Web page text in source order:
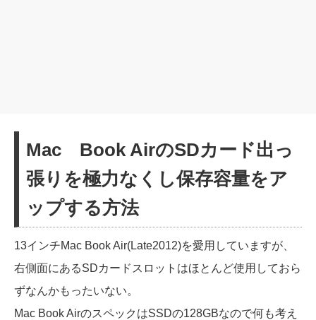
Mac Book AirのSDカード出っ
張りを極力なくし保存容量をア
ップする方法
13インチMac Book Air(Late2012)を愛用していますが、
右側面にあるSDカードスロットはほとんど使用しておら
ずなんかもったいない。
Mac Book AirのスペックはSSDの128GBなので何も考え